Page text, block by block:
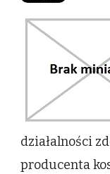
działalności
producenta